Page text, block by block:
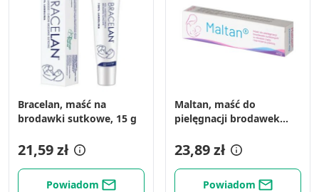
Bracelan, maść na
brodawki sutkowe, 15 g
21,59 zł
Powiadom
Maltan, maść do
pielęgnacji brodawek
ciąży i karmienia piersią,
40 g
23,89 zł
Powiadom